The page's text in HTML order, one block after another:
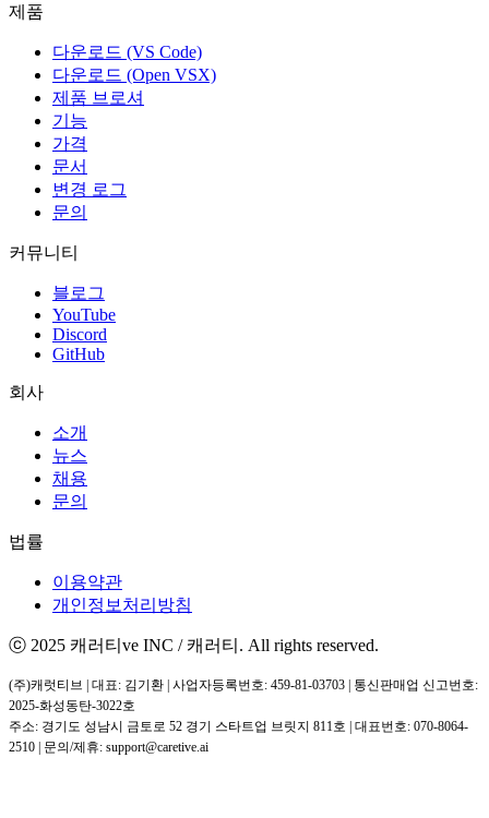
제품
다운로드 (VS Code)
다운로드 (Open VSX)
제품 브로셔
기능
가격
문서
변경 로그
문의
커뮤니티
블로그
YouTube
Discord
GitHub
회사
소개
뉴스
채용
문의
법률
이용약관
개인정보처리방침
ⓒ 2025 캐러티ve INC / 캐러티. All rights reserved.
(주)캐럿티브 | 대표: 김기환 | 사업자등록번호: 459-81-03703 | 통신판매업 신고번호:
2025-화성동탄-3022호
주소: 경기도 성남시 금토로 52 경기 스타트업 브릿지 811호 | 대표번호: 070-8064-
2510 | 문의/제휴: support@caretive.ai